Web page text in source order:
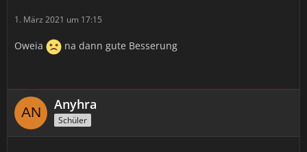
1. März 2021 um 17:15
Oweia na dann gute Besserung
Anyhra
Schüler